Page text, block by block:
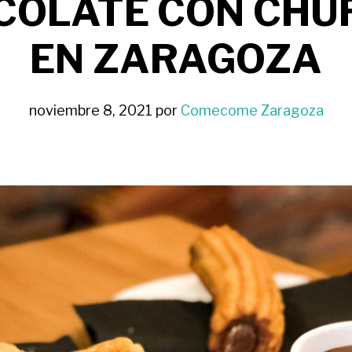
CON
EN ZARAGOZA
noviembre 8, 2021 por Comecome Zaragoza